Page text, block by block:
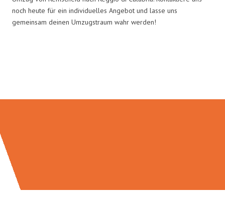
noch heute für ein individuelles Angebot und lasse uns
gemeinsam deinen Umzugstraum wahr werden!